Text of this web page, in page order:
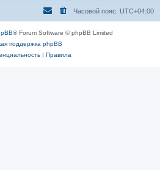
Часовой пояс: UTC+04:00
® Forum Software © phpBB Limited
поддержка phpBB
| Правила